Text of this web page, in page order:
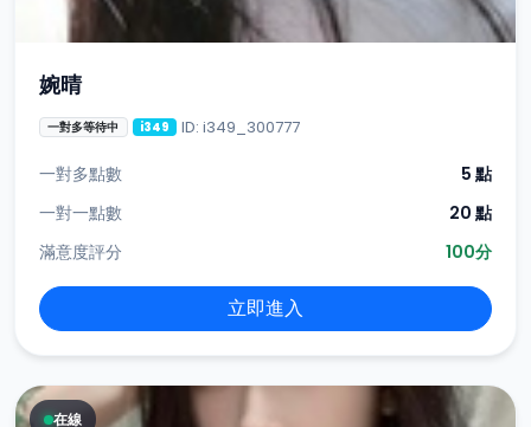
婉晴
一對多等待中 i349 ID: i349_300777
一對多點數
5 點
一對一點數
20 點
滿意度評分
100分
立即進入
在線